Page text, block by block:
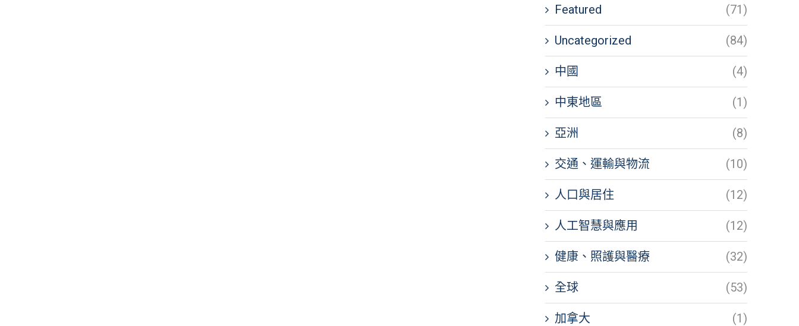
Featured (71)
Uncategorized (84)
中國 (4)
中東地區 (1)
亞洲 (8)
交通、運輸與物流 (10)
人口與居住 (12)
人工智慧與應用 (12)
健康、照護與醫療 (32)
全球 (53)
加拿大 (1)